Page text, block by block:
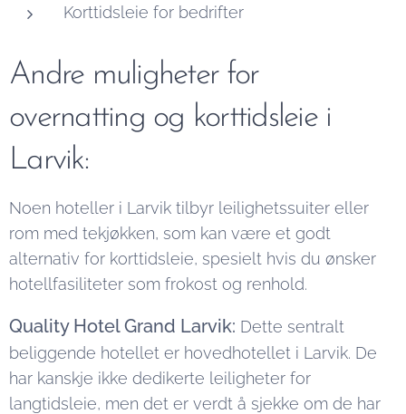
Korttidsleie for bedrifter
Andre muligheter for
overnatting og korttidsleie i
Larvik:
Noen hoteller i Larvik tilbyr leilighetssuiter eller
rom med tekjøkken, som kan være et godt
alternativ for korttidsleie, spesielt hvis du ønsker
hotellfasiliteter som frokost og renhold.
Quality Hotel Grand Larvik: Dette sentralt
beliggende hotellet er hovedhotellet i Larvik. De
har kanskje ikke dedikerte leiligheter for
langtidsleie, men det er verdt å sjekke om de har